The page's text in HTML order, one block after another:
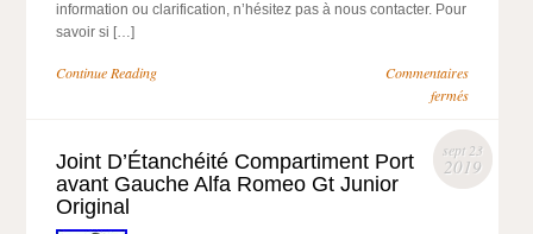
information ou clarification, n’hésitez pas à nous contacter. Pour
savoir si […]
Continue Reading
Commentaires
fermés
sept 23
2019
Joint D’Étanchéité Compartiment Port
avant Gauche Alfa Romeo Gt Junior
Original